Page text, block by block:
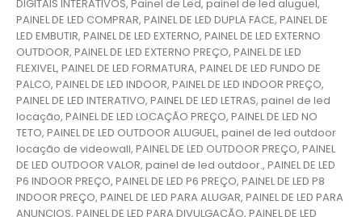
DIGITAIS INTERATIVOS, Painel de Led, painel de led aluguel,
PAINEL DE LED COMPRAR, PAINEL DE LED DUPLA FACE, PAINEL DE
LED EMBUTIR, PAINEL DE LED EXTERNO, PAINEL DE LED EXTERNO
OUTDOOR, PAINEL DE LED EXTERNO PREÇO, PAINEL DE LED
FLEXIVEL, PAINEL DE LED FORMATURA, PAINEL DE LED FUNDO DE
PALCO, PAINEL DE LED INDOOR, PAINEL DE LED INDOOR PREÇO,
PAINEL DE LED INTERATIVO, PAINEL DE LED LETRAS, painel de led
locação, PAINEL DE LED LOCAÇÃO PREÇO, PAINEL DE LED NO
TETO, PAINEL DE LED OUTDOOR ALUGUEL, painel de led outdoor
locação de videowall, PAINEL DE LED OUTDOOR PREÇO, PAINEL
DE LED OUTDOOR VALOR, painel de led outdoor., PAINEL DE LED
P6 INDOOR PREÇO, PAINEL DE LED P6 PREÇO, PAINEL DE LED P8
INDOOR PREÇO, PAINEL DE LED PARA ALUGAR, PAINEL DE LED PARA
ANUNCIOS, PAINEL DE LED PARA DIVULGAÇÃO, PAINEL DE LED